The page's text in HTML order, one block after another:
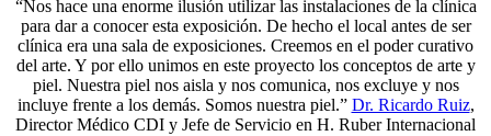
“Nos hace una enorme ilusión utilizar las instalaciones de la clínica
para dar a conocer esta exposición. De hecho el local antes de ser
clínica era una sala de exposiciones. Creemos en el poder curativo
del arte. Y por ello unimos en este proyecto los conceptos de arte y
piel. Nuestra piel nos aisla y nos comunica, nos excluye y nos
incluye frente a los demás. Somos nuestra piel.” Dr. Ricardo Ruiz,
Director Médico CDI y Jefe de Servicio en H. Ruber Internacional